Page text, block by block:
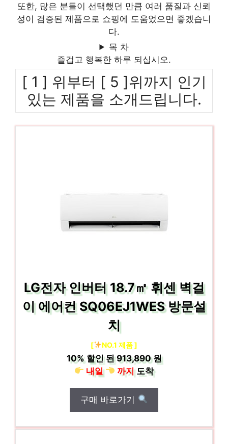
또한, 많은 분들이 선택했던 만큼 여러 품질과 신뢰
성이 검증된 제품으로 쇼핑에 도움었으면 좋겠습니
다.
목 차
즐겁고 행복한 하루 되십시오.
[ 1 ] 위부터 [ 5 ]위까지 인기
있는 제품을 소개드립니다.
LG전자 인버터 18.7㎡ 휘센 벽걸
이 에어컨 SQ06EJ1WES 방문설
치
[ NO.1 제품 ]
10%할인 된913,890 원
내일
까지도착
구매 바로가기